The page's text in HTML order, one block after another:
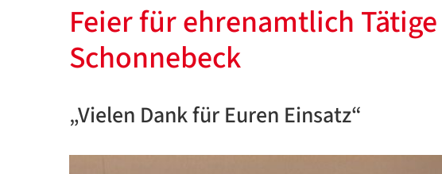
Feier für ehrenamtlich
Schonnebeck
„Vielen Dank für Euren Einsatz“